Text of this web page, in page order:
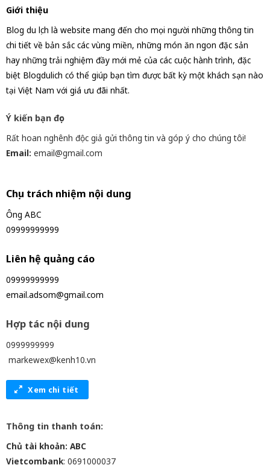
Giới thiệu
Blog du lịch là website mang đến cho mọi người những thông tin
chi tiết về bản sắc các vùng miền, những món ăn ngon đặc sản
hay những trải nghiệm đầy mới mẻ của các cuộc hành trình, đặc
biệt Blogdulich có thể giúp bạn tìm được bất kỳ một khách sạn nào
tại Việt Nam với giá ưu đãi nhất.
Ý kiến bạn đọc
Rất hoan nghênh độc giả gửi thông tin và góp ý cho chúng tôi!
Email: email@gmail.com
Chịu trách nhiệm nội dung
Ông ABC
09999999999
Liên hệ quảng cáo
09999999999
email.adsom@gmail.com
Hợp tác nội dung
0999999999
markewex@kenh10.vn
Xem chi tiết
Thông tin thanh toán:
Chủ tài khoản: ABC
Vietcombank: 0691000037